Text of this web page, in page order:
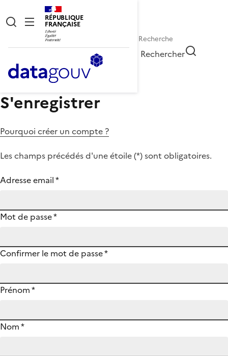
RÉPUBLIQUE
FRANÇAISE
Rechercher
S'enregistrer
Pourquoi créer un compte ?
Les champs précédés d'une étoile (*) sont obligatoires.
Adresse email*
Mot de passe*
Confirmer le mot de passe*
Prénom*
Nom*